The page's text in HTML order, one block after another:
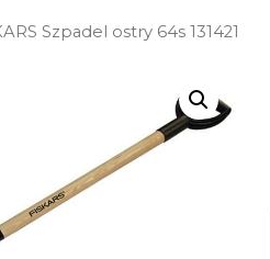
Szpadel ostry 64s 131421